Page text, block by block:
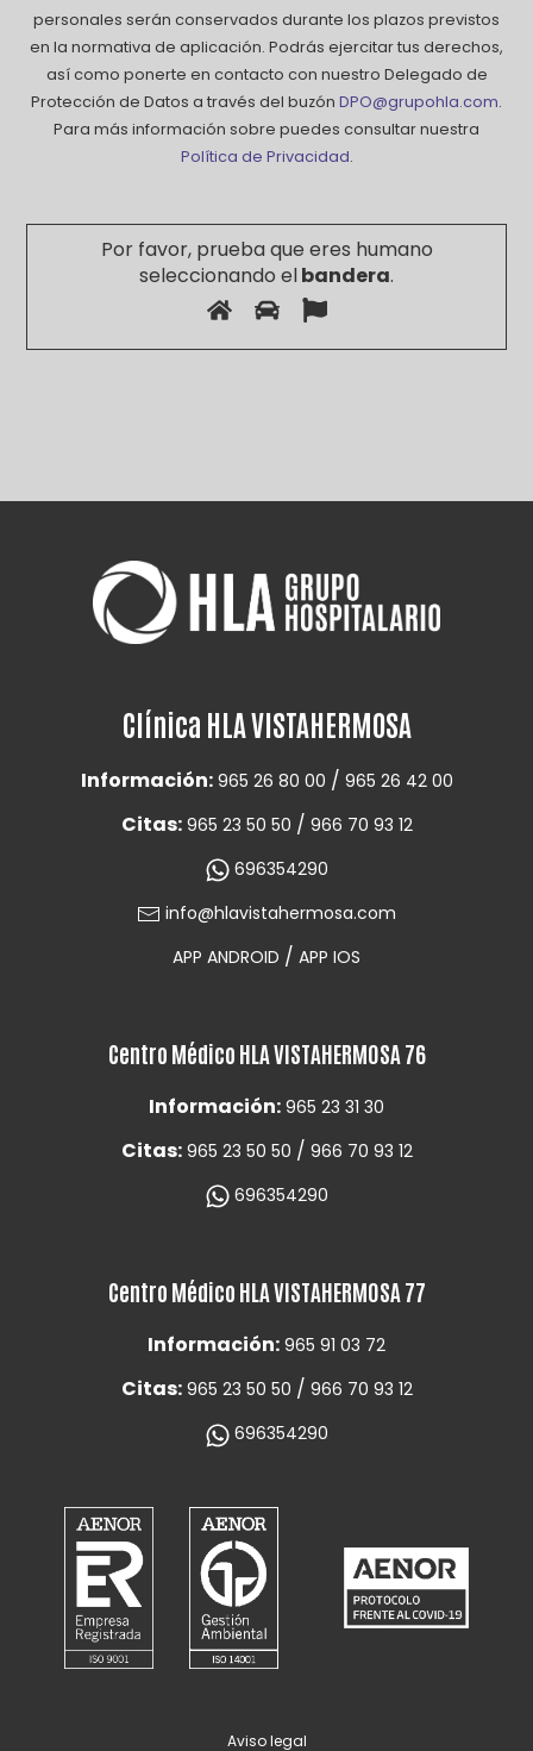
personales serán conservados durante los plazos previstos
en la normativa de aplicación. Podrás ejercitar tus derechos,
así como ponerte en contacto con nuestro Delegado de
Protección de Datos a través del buzón DPO@grupohla.com.
Para más información sobre puedes consultar nuestra
Política de Privacidad.
Por favor, prueba que eres humano
seleccionando elbandera.
campo
Clínica HLA VISTAHERMOSA
Información: 965 26 80 00 / 965 26 42 00
Citas: 965 23 50 50 / 966 70 93 12
696354290
info@hlavistahermosa.com
APP ANDROID / APP IOS
Centro Médico HLA VISTAHERMOSA 76
Información: 965 23 31 30
Citas: 965 23 50 50 / 966 70 93 12
696354290
Centro Médico HLA VISTAHERMOSA 77
Información: 965 91 03 72
Citas: 965 23 50 50 / 966 70 93 12
696354290
Aviso legal